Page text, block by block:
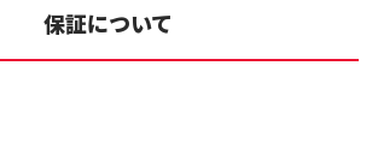
保証について